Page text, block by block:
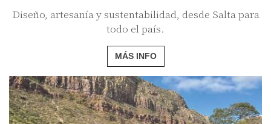
Diseño, artesanía y sustentabilidad, desde Salta para
todo el país.
MÁS INFO